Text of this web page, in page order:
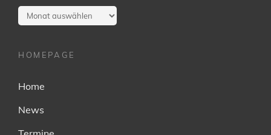
Vergangenes:
HOMEPAGE
Home
News